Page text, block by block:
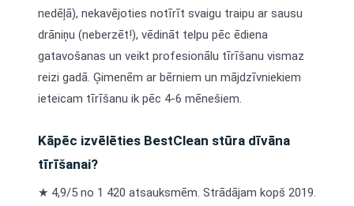
nedēļā), nekavējoties notīrīt svaigu traipu ar sausu
drāniņu (neberzēt!), vēdināt telpu pēc ēdiena
gatavošanas un veikt profesionālu tīrīšanu vismaz
reizi gadā. Ģimenēm ar bērniem un mājdzīvniekiem
ieteicam tīrīšanu ik pēc 4-6 mēnešiem.
Kāpēc izvēlēties BestClean stūra dīvāna
tīrīšanai?
★ 4,9/5 no 1 420 atsauksmēm. Strādājam kopš 2019.